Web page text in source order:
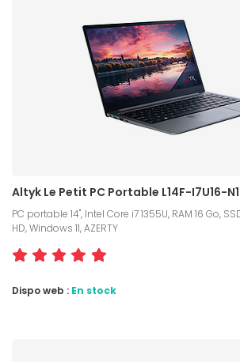
Altyk Le Petit PC Portable L14F-I7U16-N1
PC portable 14", Intel Core i7 1355U, RAM 16 Go,
HD, Windows 11, AZERTY
Dispo web : En stock